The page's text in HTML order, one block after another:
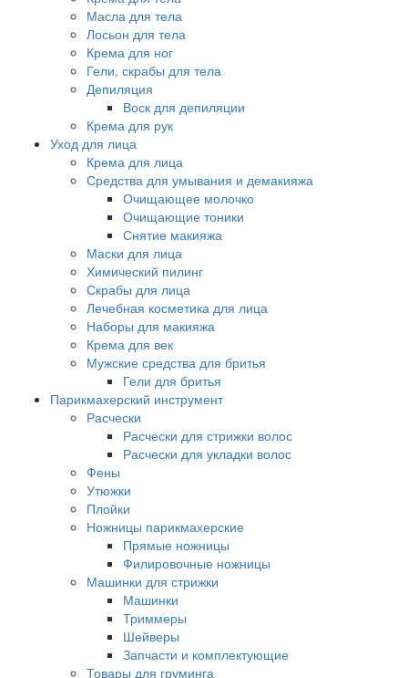
Масла для тела
Лосьон для тела
Крема для ног
Гели, скрабы для тела
Депиляция
Воск для депиляции
Крема для рук
Уход для лица
Крема для лица
Средства для умывания и демакияжа
Очищающее молочко
Очищающие тоники
Снятие макияжа
Маски для лица
Химический пилинг
Скрабы для лица
Лечебная косметика для лица
Наборы для макияжа
Крема для век
Мужские средства для бритья
Гели для бритья
Парикмахерский инструмент
Расчески
Расчески для стрижки волос
Расчески для укладки волос
Фены
Утюжки
Плойки
Ножницы парикмахерские
Прямые ножницы
Филировочные ножницы
Машинки для стрижки
Машинки
Триммеры
Шейверы
Запчасти и комплектующие
Товары для груминга